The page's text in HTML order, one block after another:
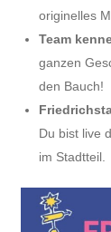
originelles
Team
ganzen
den Bauch!
Du bist live
im Stadtteil.